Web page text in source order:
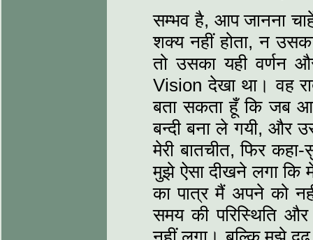
सम्भव है, आप जानना
शक्य नहीं होता, न
तो उसका यही वर्णन
Vision देखा था। वह
बता सकता हूँ कि जब
बन्दी बना ले गयी, और
मेरी बातचीत, फिर
मुझे ऐसा दीखने लगा कि
का पात्र मैं अपने को
समय की परिस्थिति